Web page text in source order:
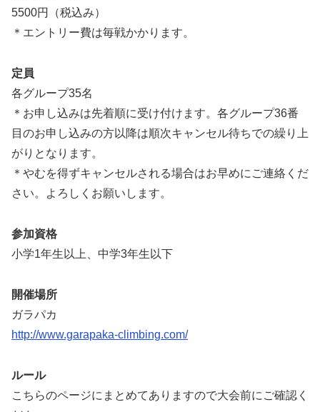
5500円（税込み）
＊エントリー費は毎戦かかります。
定員
各グループ35名
＊お申し込みは先着順に受け付けます。各グループ36番
目のお申し込みの方以降は順次キャンセル待ちでの繰り上
がりとなります。
＊やむを得ずキャンセルされる場合はお早めにご連絡くだ
さい。よろしくお願いします。
参加資格
小学1年生以上、中学3年生以下
開催場所
ガラパカ
http://www.garapaka-climbing.com/
ルール
こちらのページにまとめてありますので大会前にご確認く